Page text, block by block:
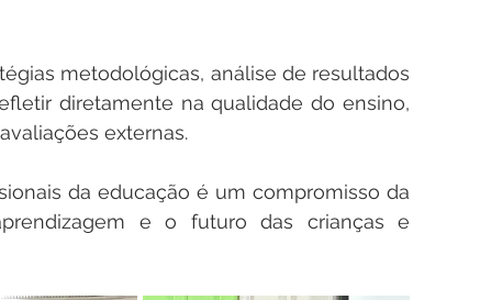
metodológicas, análise de resultados
diretamente na qualidade do ensino,
externas.
da educação é um compromisso da
e o futuro das crianças e